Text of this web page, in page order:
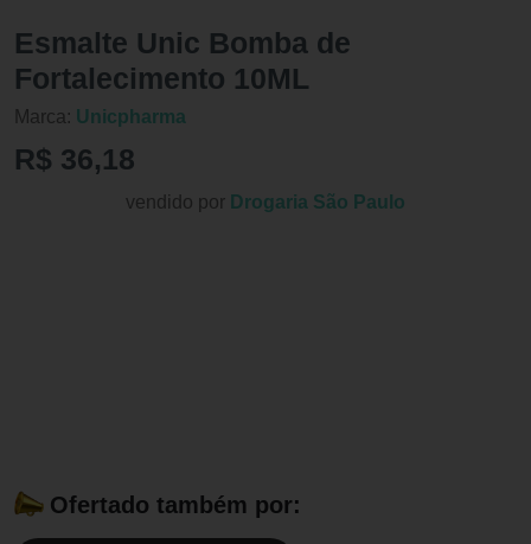
Esmalte Unic Bomba de
Fortalecimento 10ML
Marca: Unicpharma
R$ 36,18
vendido por Drogaria São Paulo
Ofertado também por: